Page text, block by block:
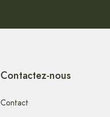
Contactez-nous
Contact